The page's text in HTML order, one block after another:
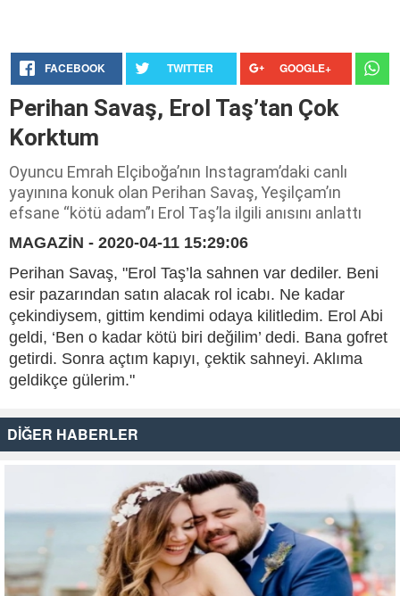
FACEBOOK TWITTER GOOGLE+
Perihan Savaş, Erol Taş’tan Çok
Korktum
Oyuncu Emrah Elçiboğa’nın Instagram’daki canlı
yayınına konuk olan Perihan Savaş, Yeşilçam’ın
efsane “kötü adam”ı Erol Taş’la ilgili anısını anlattı
MAGAZİN - 2020-04-11 15:29:06
Perihan Savaş, "Erol Taş’la sahnen var dediler. Beni
esir pazarından satın alacak rol icabı. Ne kadar
çekindiysem, gittim kendimi odaya kilitledim. Erol Abi
geldi, ‘Ben o kadar kötü biri değilim’ dedi. Bana gofret
getirdi. Sonra açtım kapıyı, çektik sahneyi. Aklıma
geldikçe gülerim."
DİĞER HABERLER